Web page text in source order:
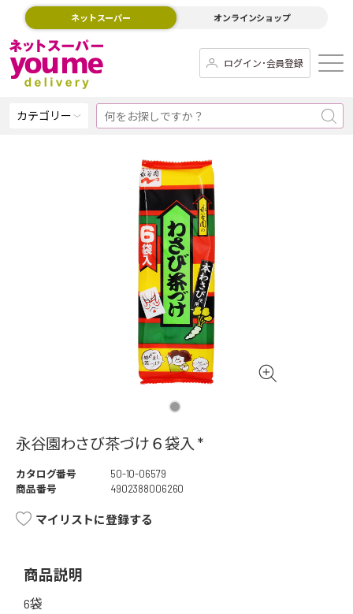
ネットスーパー オンラインショップ
ログイン･会員登録
カテゴリー
永谷園わさび茶づけ６袋入 *
カタログ番号
50-10-06579
商品番号
4902388006260
マイリストに登録する
商品説明
6袋